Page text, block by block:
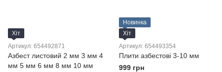
Хіт
Артикул: 654492871
Азбест листовий 2 мм 3 мм 4
мм 5 мм 6 мм 8 мм 10 мм
Новинка
Хіт
Артикул: 654493354
Плити азбестові 3-10 мм
999 грн